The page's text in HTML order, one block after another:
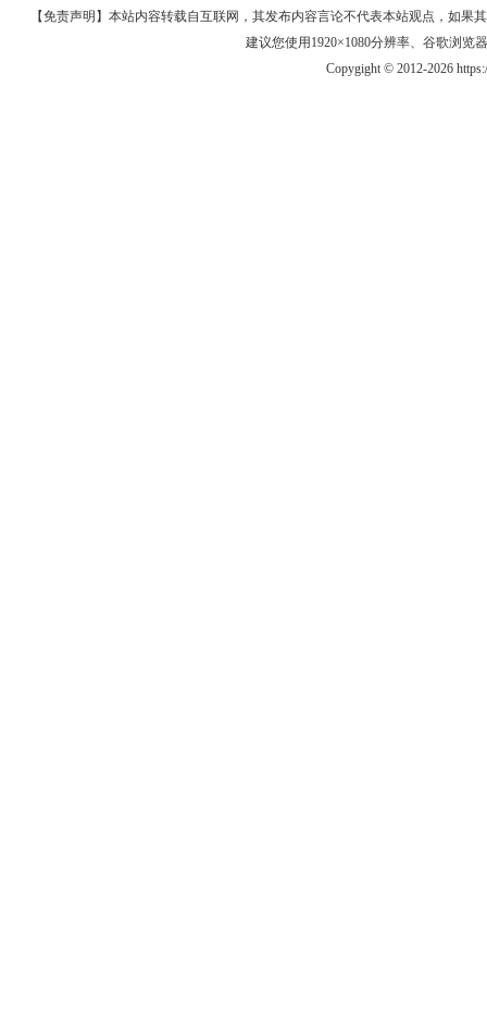
【免责声明】本站内容转载自互联网，其发布内容言论不代表本站观点，如果
建议您使用1920×1080分辨率、谷歌浏览
Copygight © 2012-2026